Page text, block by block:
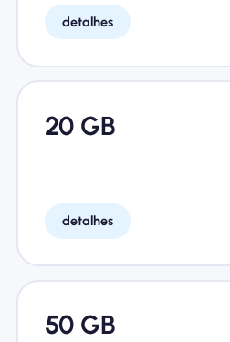
detalhes
20 GB
detalhes
50 GB